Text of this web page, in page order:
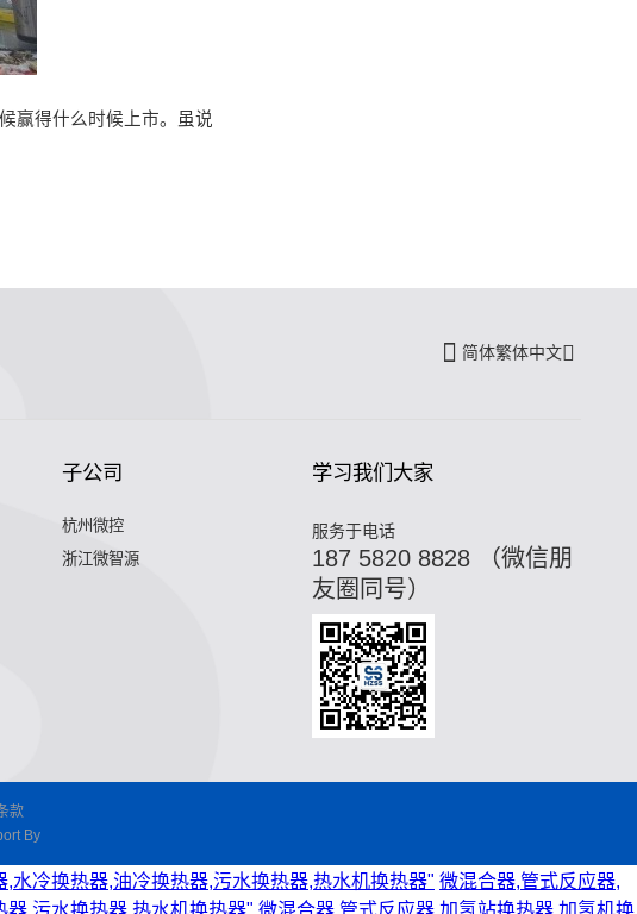
赢得什么时候上市。虽说
简体繁体中文
子公司
杭州微控
浙江微智源
学习我们大家
服务于电话
187 5820 8828 （微信朋
友圈同号）
款
By
冷换热器,油冷换热器,污水换热器,热水机换热器" 微混合器,管式反应器,